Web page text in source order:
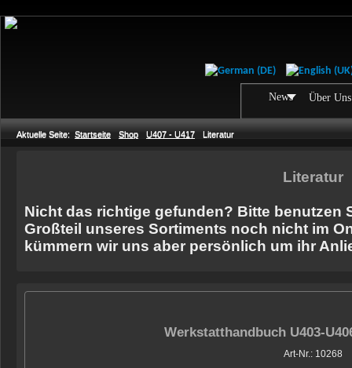
News Über Uns
Aktuelle Seite: Startseite Shop U407 - U417 Literatur
Literatur
Nicht das richtige gefunden? Bitte benutzen
Großteil unseres Sortiments noch nicht im
kümmern wir uns aber persönlich um ihr
Werkstatthandbuch U403-
Art-Nr.: 10268